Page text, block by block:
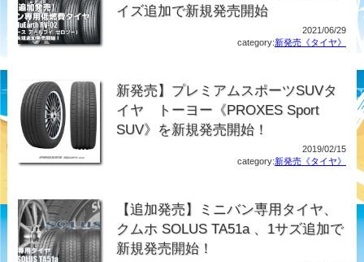
イズ追加で新規発売開始
2021/06/29
category:新発売《タイヤ》
新発売】プレミアムスポーツSUVタ
イヤ トーヨー《PROXES Sport
SUV》を新規発売開始！
2019/02/15
category:新発売《タイヤ》
【追加発売】ミニバン専用タイヤ、
クムホ SOLUS TA51a 、1サズ追加で
新規発売開始！